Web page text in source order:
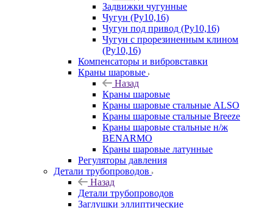
Задвижки чугунные
Чугун (Ру10,16)
Чугун под привод (Ру10,16)
Чугун с прорезиненным клином
(Ру10,16)
Компенсаторы и вибровставки
Краны шаровые
Назад
Краны шаровые
Краны шаровые стальные ALSO
Краны шаровые стальные Breeze
Краны шаровые стальные н/ж
BENARMO
Краны шаровые латунные
Регуляторы давления
Детали трубопроводов
Назад
Детали трубопроводов
Заглушки эллиптические